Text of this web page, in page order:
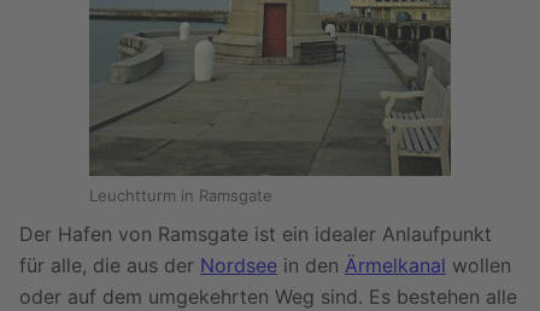
Leuchtturm in Ramsgate
Der Hafen von Ramsgate ist ein idealer Anlaufpunkt
für alle, die aus der Nordsee in den Ärmelkanal wollen
oder auf dem umgekehrten Weg sind. Es bestehen alle